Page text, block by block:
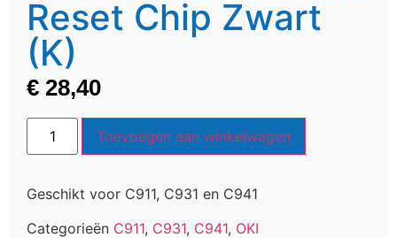
Reset Chip Zwart
(K)
€ 28,40
Toevoegen aan winkelwagen
Geschikt voor C911, C931 en C941
Categorieën C911, C931, C941, OKI